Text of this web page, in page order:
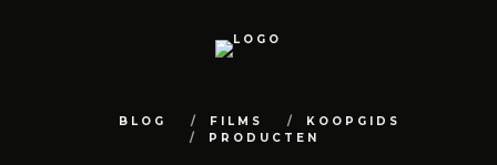
BLOG FILMS
KOOPGIDS
PRODUCTEN